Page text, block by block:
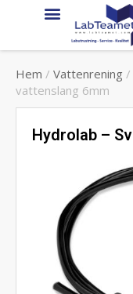
Hem / Vattenrening /
vattenslang 6mm
Hydrolab –